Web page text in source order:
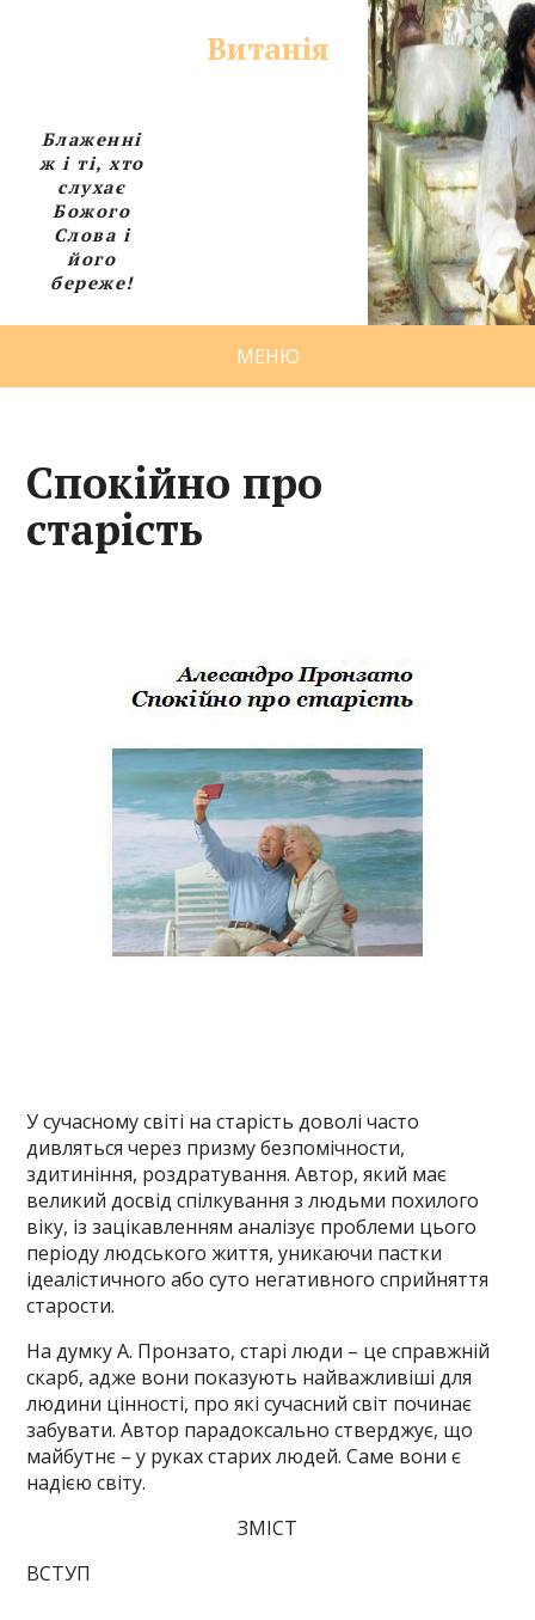
Витанія
Блаженні
ж і ті, хто
слухає
Божого
Слова і
його
береже!
МЕНЮ
Спокійно про
старість
У сучасному світі на старість доволі часто
дивляться через призму безпомічности,
здитиніння, роздратування. Автор, який має
великий досвід спілкування з людьми похилого
віку, із зацікавленням аналізує проблеми цього
періоду людського життя, уникаючи пастки
ідеалістичного або суто негативного сприйняття
старости.
На думку А. Пронзато, старі люди – це справжній
скарб, адже вони показують найважливіші для
людини цінності, про які сучасний світ починає
забувати. Автор парадоксально стверджує, що
майбутнє – у руках старих людей. Саме вони є
надією світу.
ЗМІСТ
ВСТУП